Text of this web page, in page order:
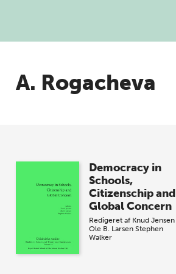
A. Rogacheva
Democracy in
Schools,
Citizenschip and
Global Concern
Redigeret af Knud Jensen
Ole B. Larsen Stephen
Walker